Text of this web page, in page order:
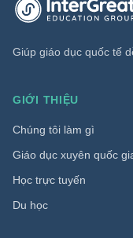
Giúp giáo dục quốc tế
GIỚI THIỆU
Chúng tôi làm gì
Giáo dục xuyên quốc
Học trực tuyến
Du học